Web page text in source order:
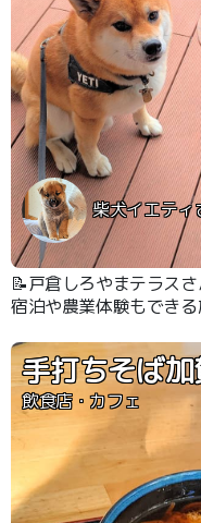
柴犬イエティ
📝戸倉しろやまテラス
宿泊や農業体験もでき
あるレストランではワ
🍴手打ちそば
飲食店・カフェ